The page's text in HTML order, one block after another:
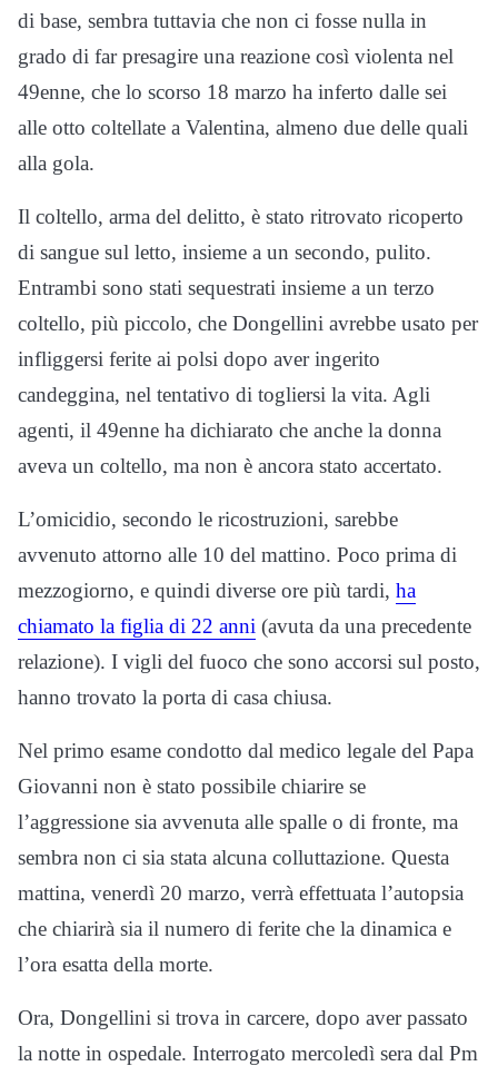
di base, sembra tuttavia che non ci fosse nulla in
grado di far presagire una reazione così violenta nel
49enne, che lo scorso 18 marzo ha inferto dalle sei
alle otto coltellate a Valentina, almeno due delle quali
alla gola.
Il coltello, arma del delitto, è stato ritrovato ricoperto
di sangue sul letto, insieme a un secondo, pulito.
Entrambi sono stati sequestrati insieme a un terzo
coltello, più piccolo, che Dongellini avrebbe usato per
infliggersi ferite ai polsi dopo aver ingerito
candeggina, nel tentativo di togliersi la vita. Agli
agenti, il 49enne ha dichiarato che anche la donna
aveva un coltello, ma non è ancora stato accertato.
L’omicidio, secondo le ricostruzioni, sarebbe
avvenuto attorno alle 10 del mattino. Poco prima di
mezzogiorno, e quindi diverse ore più tardi, ha
chiamato la figlia di 22 anni (avuta da una precedente
relazione). I vigli del fuoco che sono accorsi sul posto,
hanno trovato la porta di casa chiusa.
Nel primo esame condotto dal medico legale del Papa
Giovanni non è stato possibile chiarire se
l’aggressione sia avvenuta alle spalle o di fronte, ma
sembra non ci sia stata alcuna colluttazione. Questa
mattina, venerdì 20 marzo, verrà effettuata l’autopsia
che chiarirà sia il numero di ferite che la dinamica e
l’ora esatta della morte.
Ora, Dongellini si trova in carcere, dopo aver passato
la notte in ospedale. Interrogato mercoledì sera dal Pm